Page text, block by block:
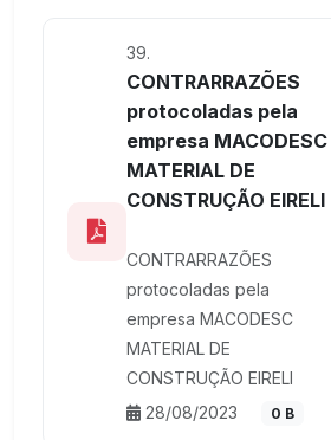
39.
CONTRARRAZÕES
protocoladas pela
empresa MACODESC
MATERIAL DE
CONSTRUÇÃO EIRELI
CONTRARRAZÕES
protocoladas pela
empresa MACODESC
MATERIAL DE
CONSTRUÇÃO EIRELI
28/08/2023
0 B